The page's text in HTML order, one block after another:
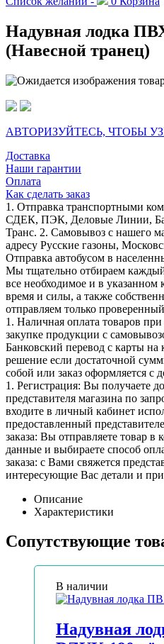
Надувная лодка
(Навесной транец)
АВТОРИЗУЙТЕСЬ, ЧТОБЫ
Доставка
Наши гарантии
Оплата
Как сделать заказ
1. Отправка транспортными
СДЕК, ПЭК, Деловые Линии,
Транс. 2. Самовывоз с нашего
адресу Русские газоны,
Отправка автобусом в
Мы тщательно отбираем
все необходимое и в
время и силы, а также
отправляем только
1. Наличная оплата товаров
закупке продукции с
Банковский перевод с карты на
решение если достаточной
собой или заказ оформляется с
1. Регистрация: Вы получаете
представителя магазина по
входите в личный кабинет
предоставленный
заказа: Вы отправляете товар в
данные и выбираете способ
заказа: с Вами свяжется
интересующие Вас детали и
Описание
Характеристики
Сопутствующие
В наличии
Надувная